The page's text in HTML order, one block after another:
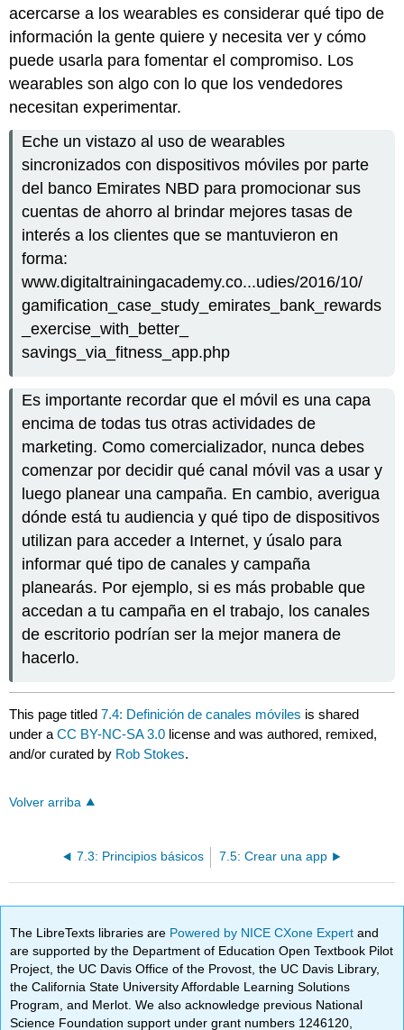
acercarse a los wearables es considerar qué tipo de
información la gente quiere y necesita ver y cómo
puede usarla para fomentar el compromiso. Los
wearables son algo con lo que los vendedores
necesitan experimentar.
Eche un vistazo al uso de wearables
sincronizados con dispositivos móviles por parte
del banco Emirates NBD para promocionar sus
cuentas de ahorro al brindar mejores tasas de
interés a los clientes que se mantuvieron en
forma:
www.digitaltrainingacademy.co...udies/2016/10/
gamification_case_study_emirates_bank_rewards
_exercise_with_better_
savings_via_fitness_app.php
Es importante recordar que el móvil es una capa
encima de todas tus otras actividades de
marketing. Como comercializador, nunca debes
comenzar por decidir qué canal móvil vas a usar y
luego planear una campaña. En cambio, averigua
dónde está tu audiencia y qué tipo de dispositivos
utilizan para acceder a Internet, y úsalo para
informar qué tipo de canales y campaña
planearás. Por ejemplo, si es más probable que
accedan a tu campaña en el trabajo, los canales
de escritorio podrían ser la mejor manera de
hacerlo.
This page titled7.4: Definición de canales móviles is shared
under aCC BY-NC-SA 3.0 license and was authored, remixed,
and/or curated by Rob Stokes.
Volver arriba
7.3: Principios básicos 7.5: Crear una app
The LibreTexts libraries are Powered by NICE CXone Expertand
are supported by the Department of Education Open Textbook Pilot
Project, the UC Davis Office of the Provost, the UC Davis Library,
the California State University Affordable Learning Solutions
Program, and Merlot. We also acknowledge previous National
Science Foundation support under grant numbers 1246120,